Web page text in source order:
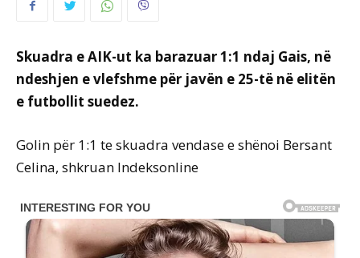
Skuadra e AIK-ut ka barazuar 1:1 ndaj Gais, në
ndeshjen e vlefshme për javën e 25-të në elitën
e futbollit suedez.
Golin për 1:1 te skuadra vendase e shënoi Bersant
Celina, shkruan Indeksonline